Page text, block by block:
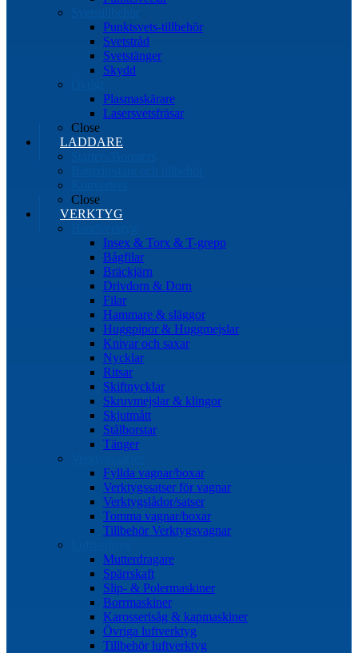
Punktsvets-tillbehör
Svetstråd
Svetstänger
Skydd
Plasmaskärare
Lasersvetsfräsar
Close
LADDARE
Close
VERKTYG
Insex & Torx & T-grepp
Bågfilar
Bräckjärn
Drivdorn & Dorn
Filar
Hammare & släggor
Huggpipor & Huggmejslar
Knivar och saxar
Nycklar
Ritsar
Skiftnycklar
Skruvmejslar & klingor
Skjutmått
Stålborstar
Tänger
Fyllda vagnar/boxar
Verktygssatser för vagnar
Verktygslådor/satser
Tomma vagnar/boxar
Tillbehör Verktygsvagnar
Mutterdragare
Spärrskaft
Slip- & Polermaskiner
Borrmaskiner
Karosserisåg & kapmaskiner
Övriga luftverktyg
Tillbehör luftverktyg